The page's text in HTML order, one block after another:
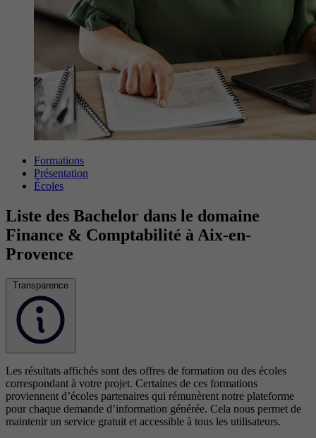
Formations
Présentation
Écoles
Liste des Bachelor dans le domaine
Finance & Comptabilité à Aix-en-
Provence
Transparence
Les résultats affichés sont des offres de formation ou des écoles
correspondant à votre projet. Certaines de ces formations
proviennent d’écoles partenaires qui rémunèrent notre plateforme
pour chaque demande d’information générée. Cela nous permet de
maintenir un service gratuit et accessible à tous les utilisateurs.